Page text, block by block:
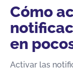
Cómo
en
Activar las